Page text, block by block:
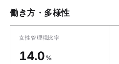
働き方・多様性
女性管理職比率
14.0%